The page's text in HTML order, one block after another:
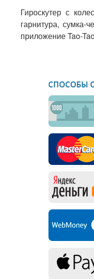
Гироскутер с
гарнитура, сумка-
приложение Tao-